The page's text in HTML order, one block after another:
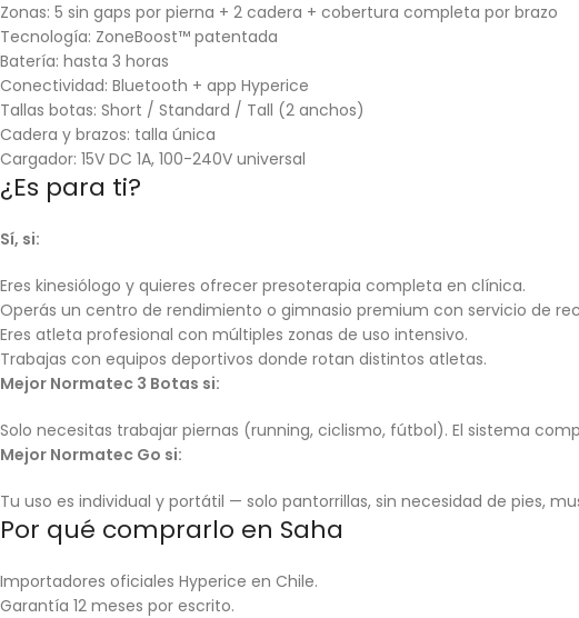
Zonas: 5 sin gaps por pierna + 2 cadera + cobertura completa por brazo
Tecnología: ZoneBoost™ patentada
Batería: hasta 3 horas
Conectividad: Bluetooth + app Hyperice
Tallas botas: Short / Standard / Tall (2 anchos)
Cadera y brazos: talla única
Cargador: 15V DC 1A, 100-240V universal
¿Es para ti?
Sí, si:
Eres kinesiólogo y quieres ofrecer presoterapia completa en clínica.
Operás un centro de rendimiento o gimnasio premium con servicio de
Eres atleta profesional con múltiples zonas de uso intensivo.
Trabajas con equipos deportivos donde rotan distintos atletas.
Mejor Normatec 3 Botas si:
Solo necesitas trabajar piernas (running, ciclismo, fútbol). El sistema
Mejor Normatec Go si:
Tu uso es individual y portátil — solo pantorrillas, sin necesidad de pies,
Por qué comprarlo en Saha
Importadores oficiales Hyperice en Chile.
Garantía 12 meses por escrito.